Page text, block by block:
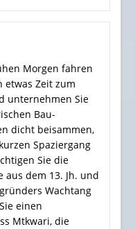
Morgen fahren
etwas Zeit zum
unternehmen Sie
Bau-
dicht beisammen,
Spaziergang
Sie die
dem 13. Jh. und
Wachtang
einen
Mtkwari, die